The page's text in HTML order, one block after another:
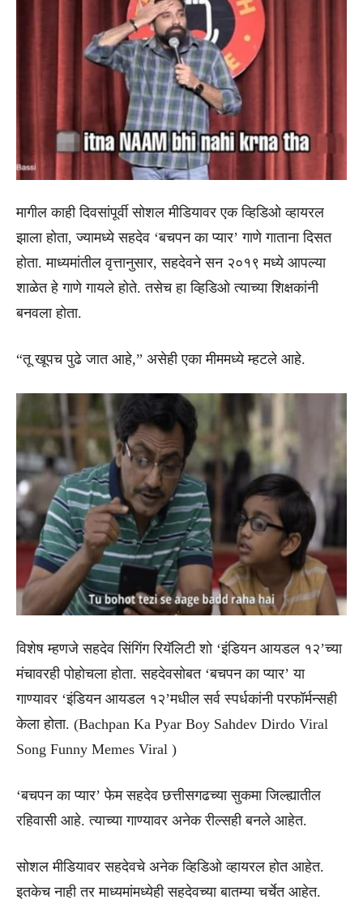
मागील काही दिवसांपूर्वी सोशल मीडियावर एक व्हिडिओ व्हायरल
झाला होता, ज्यामध्ये सहदेव ‘बचपन का प्यार’ गाणे गाताना दिसत
होता. माध्यमांतील वृत्तानुसार, सहदेवने सन २०१९ मध्ये आपल्या
शाळेत हे गाणे गायले होते. तसेच हा व्हिडिओ त्याच्या शिक्षकांनी
बनवला होता.
“तू खूपच पुढे जात आहे,” असेही एका मीममध्ये म्हटले आहे.
विशेष म्हणजे सहदेव सिंगिंग रियॅलिटी शो ‘इंडियन आयडल १२’च्या
मंचावरही पोहोचला होता. सहदेवसोबत ‘बचपन का प्यार’ या
गाण्यावर ‘इंडियन आयडल १२’मधील सर्व स्पर्धकांनी परफॉर्मन्सही
केला होता. (Bachpan Ka Pyar Boy Sahdev Dirdo Viral
Song Funny Memes Viral )
‘बचपन का प्यार’ फेम सहदेव छत्तीसगढच्या सुकमा जिल्ह्यातील
रहिवासी आहे. त्याच्या गाण्यावर अनेक रील्सही बनले आहेत.
सोशल मीडियावर सहदेवचे अनेक व्हिडिओ व्हायरल होत आहेत.
इतकेच नाही तर माध्यमांमध्येही सहदेवच्या बातम्या चर्चेत आहेत.